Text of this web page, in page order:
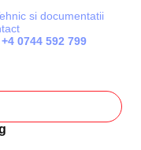
si documentatii
+4 0744 592 799